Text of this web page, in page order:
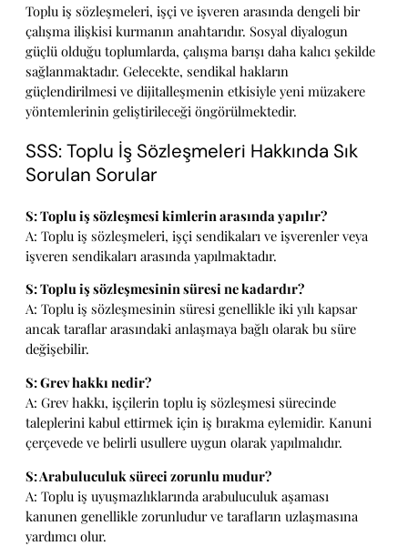
Toplu iş sözleşmeleri, işçi ve işveren arasında dengeli bir
çalışma ilişkisi kurmanın anahtarıdır. Sosyal diyalogun
güçlü olduğu toplumlarda, çalışma barışı daha kalıcı şekilde
sağlanmaktadır. Gelecekte, sendikal hakların
güçlendirilmesi ve dijitalleşmenin etkisiyle yeni müzakere
yöntemlerinin geliştirileceği öngörülmektedir.
SSS: Toplu İş Sözleşmeleri Hakkında Sık
Sorulan Sorular
S: Toplu iş sözleşmesi kimlerin arasında yapılır?
A: Toplu iş sözleşmeleri, işçi sendikaları ve işverenler veya
işveren sendikaları arasında yapılmaktadır.
S: Toplu iş sözleşmesinin süresi ne kadardır?
A: Toplu iş sözleşmesinin süresi genellikle iki yılı kapsar
ancak taraflar arasındaki anlaşmaya bağlı olarak bu süre
değişebilir.
S: Grev hakkı nedir?
A: Grev hakkı, işçilerin toplu iş sözleşmesi sürecinde
taleplerini kabul ettirmek için iş bırakma eylemidir. Kanuni
çerçevede ve belirli usullere uygun olarak yapılmalıdır.
S: Arabuluculuk süreci zorunlu mudur?
A: Toplu iş uyuşmazlıklarında arabuluculuk aşaması
kanunen genellikle zorunludur ve tarafların uzlaşmasına
yardımcı olur.